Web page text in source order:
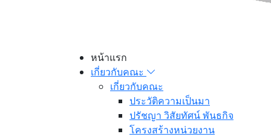
หน้าแรก
เกี่ยวกับคณะ
เกี่ยวกับคณะ
ประวัติความเป็นมา
ปรัชญา วิสัยทัศน์ พันธกิจ
โครงสร้างหน่วยงาน